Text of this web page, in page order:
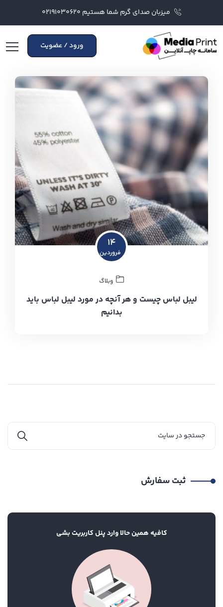
میزبان صدای گرم شما هستیم ۰۲۱۹۱۰۳۰۶۲۰
ورود / عضویت
۱۴
فروردین
وبلاگ
لیبل لباس چیست و هر آنچه در مورد لیبل لباس باید
بدانیم
ثبت سفارش
کافیه همین حالا وارد پنل کاربریت بشی